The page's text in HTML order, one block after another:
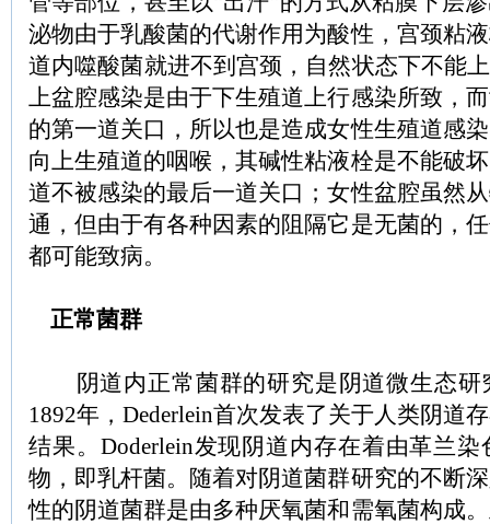
泌物由于乳酸菌的代谢作用为酸性，宫颈粘
道内噬酸菌就进不到宫颈，自然状态下不能
上盆腔感染是由于下生殖道上行感染所致，
的第一道关口，所以也是造成女性生殖道感
向上生殖道的咽喉，其碱性粘液栓是不能破
道不被感染的最后一道关口；女性盆腔虽然
通，但由于有各种因素的阻隔它是无菌的，
都可能致病。
正常菌群
阴道内正常菌群的研究是阴道微生态研
1892年，Dederlein首次发表了关于人类阴道
结果。Doderlein发现阴道内存在着由革兰
物，即乳杆菌。随着对阴道菌群研究的不断
性的阴道菌群是由多种厌氧菌和需氧菌构成